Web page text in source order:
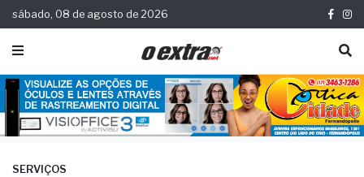
sábado, 08 de agosto de 2026